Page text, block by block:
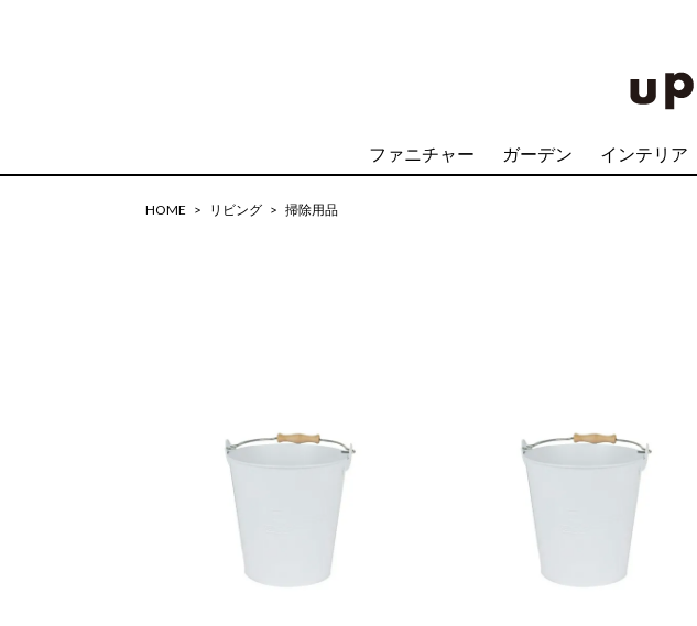
ファニチャー ガーデン インテリア
HOME リビング 掃除用品